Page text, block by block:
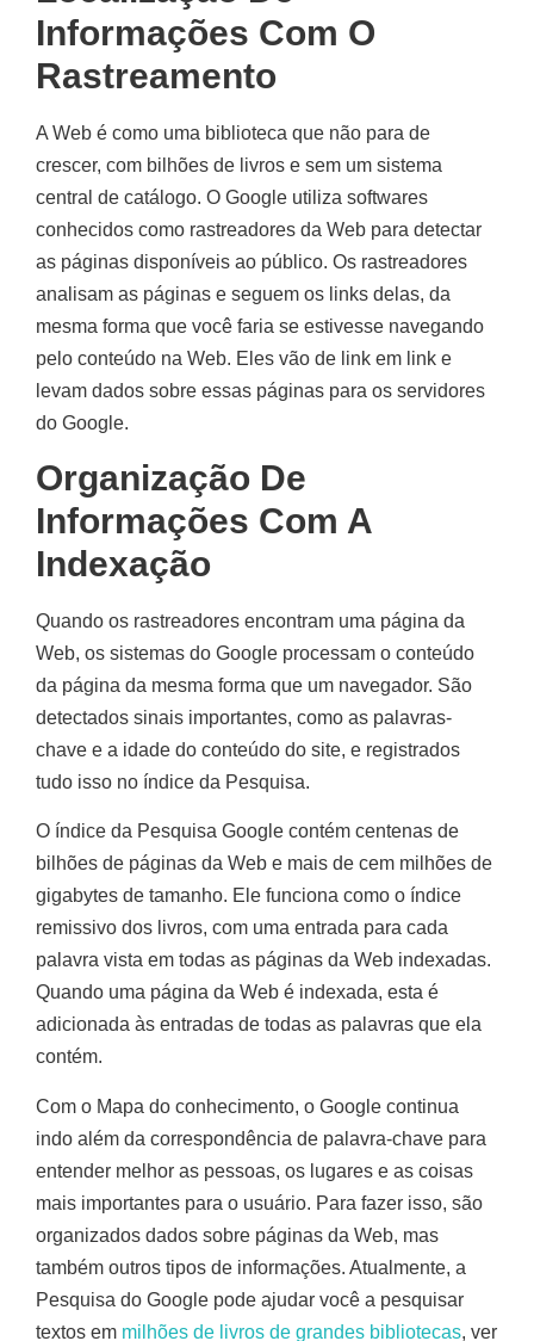
Informações Com O
Rastreamento
A Web é como uma biblioteca que não para de
crescer, com bilhões de livros e sem um sistema
central de catálogo. O Google utiliza softwares
conhecidos como rastreadores da Web para detectar
as páginas disponíveis ao público. Os rastreadores
analisam as páginas e seguem os links delas, da
mesma forma que você faria se estivesse navegando
pelo conteúdo na Web. Eles vão de link em link e
levam dados sobre essas páginas para os servidores
do Google.
Organização De
Informações Com A
Indexação
Quando os rastreadores encontram uma página da
Web, os sistemas do Google processam o conteúdo
da página da mesma forma que um navegador. São
detectados sinais importantes, como as palavras-
chave e a idade do conteúdo do site, e registrados
tudo isso no índice da Pesquisa.
O índice da Pesquisa Google contém centenas de
bilhões de páginas da Web e mais de cem milhões de
gigabytes de tamanho. Ele funciona como o índice
remissivo dos livros, com uma entrada para cada
palavra vista em todas as páginas da Web indexadas.
Quando uma página da Web é indexada, esta é
adicionada às entradas de todas as palavras que ela
contém.
Com o Mapa do conhecimento, o Google continua
indo além da correspondência de palavra-chave para
entender melhor as pessoas, os lugares e as coisas
mais importantes para o usuário. Para fazer isso, são
organizados dados sobre páginas da Web, mas
também outros tipos de informações. Atualmente, a
Pesquisa do Google pode ajudar você a pesquisar
textos em milhões de livros de grandes bibliotecas, ver